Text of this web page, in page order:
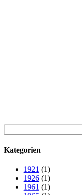
nach:
Kategorien
1921 (1)
1926 (1)
1961 (1)